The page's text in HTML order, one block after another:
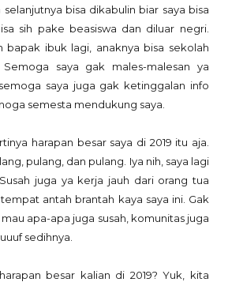
bisa dikabulin biar saya bisa
sih pake beasiswa dan diluar negri.
bapak ibuk lagi, anaknya bisa sekolah
saya gak males-malesan ya
saya juga gak ketinggalan info
semesta mendukung saya.
harapan besar saya di 2019 itu aja.
pulang, dan pulang. Iya nih, saya lagi
juga ya kerja jauh dari orang tua
antah brantah kaya saya ini. Gak
apa-apa juga susah, komunitas juga
sedihnya.
besar kalian di 2019? Yuk, kita